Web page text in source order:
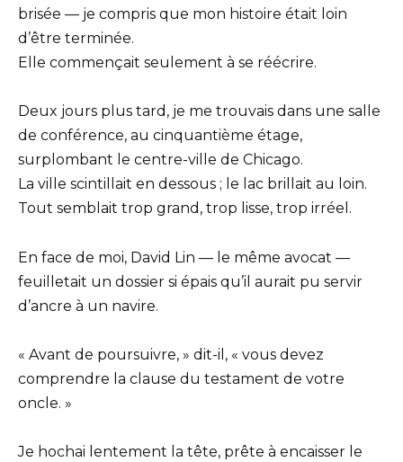
brisée — je compris que mon histoire était loin
d’être terminée.
Elle commençait seulement à se réécrire.
Deux jours plus tard, je me trouvais dans une salle
de conférence, au cinquantième étage,
surplombant le centre-ville de Chicago.
La ville scintillait en dessous ; le lac brillait au loin.
Tout semblait trop grand, trop lisse, trop irréel.
En face de moi, David Lin — le même avocat —
feuilletait un dossier si épais qu’il aurait pu servir
d’ancre à un navire.
« Avant de poursuivre, » dit-il, « vous devez
comprendre la clause du testament de votre
oncle. »
Je hochai lentement la tête, prête à encaisser le